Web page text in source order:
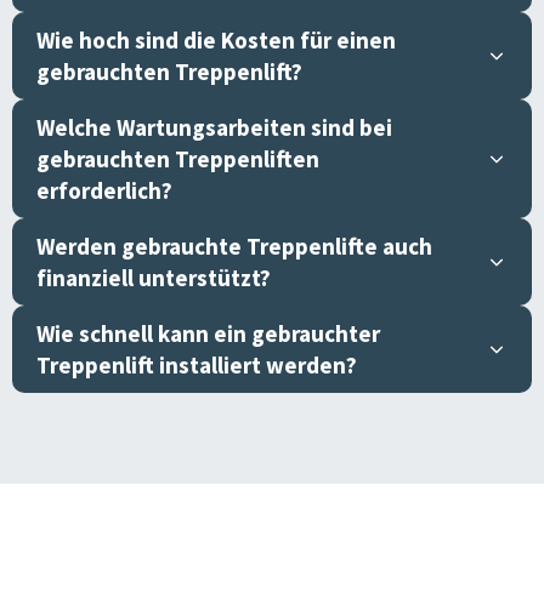
Wie hoch sind die Kosten für einen
gebrauchten Treppenlift?
Welche Wartungsarbeiten sind bei
gebrauchten Treppenliften
erforderlich?
Werden gebrauchte Treppenlifte auch
finanziell unterstützt?
Wie schnell kann ein gebrauchter
Treppenlift installiert werden?